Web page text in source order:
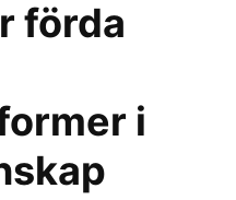
förda
i